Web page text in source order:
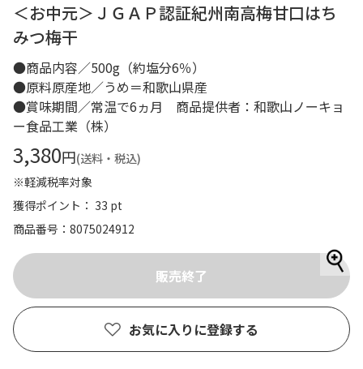
＜お中元＞ＪＧＡＰ認証紀州南高梅甘口はち
みつ梅干
●商品内容／500g（約塩分6％）
●原料原産地／うめ＝和歌山県産
●賞味期間／常温で6ヵ月 商品提供者：和歌山ノーキョ
ー食品工業（株）
3,380円(送料・税込)
※軽減税率対象
獲得ポイント： 33 pt
商品番号
8075024912
お気に入りに登録する